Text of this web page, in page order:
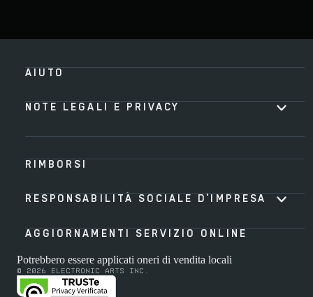
AIUTO
NOTE LEGALI E PRIVACY
RIMBORSI
RESPONSABILITÀ SOCIALE D'IMPRESA
AGGIORNAMENTI SERVIZIO ONLINE
Potrebbero essere applicati oneri di vendita locali
© 2026 Electronic Arts Inc.